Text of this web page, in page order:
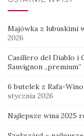
Majówka z lubuskimi
2026
Casillero del Diablo i
Sauvignon
6 butelek z Rafa-
stycznia 2026
Najlepsze wina 2025